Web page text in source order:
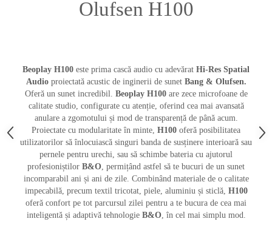
Olufsen H100
Beoplay H100 este prima cască audio cu adevărat Hi-Res Spatial
Audio proiectată acustic de inginerii de sunet Bang & Olufsen.
Oferă un sunet incredibil. Beoplay H100are zece microfoane de
calitate studio, configurate cu atenție, oferind cea mai avansată
anulare a zgomotului și mod de transparență de până acum.
Proiectate cu modularitate în minte, H100 oferă posibilitatea
utilizatorilor să înlocuiască singuri banda de susținere interioară sau
pernele pentru urechi, sau să schimbe bateria cu ajutorul
profesioniștilor B&O, permițând astfel să te bucuri de un sunet
incomparabil ani și ani de zile. Combinând materiale de o calitate
impecabilă, precum textil tricotat, piele, aluminiu și sticlă, H100
oferă confort pe tot parcursul zilei pentru a te bucura de cea mai
inteligentă și adaptivă tehnologie B&O, în cel mai simplu mod.